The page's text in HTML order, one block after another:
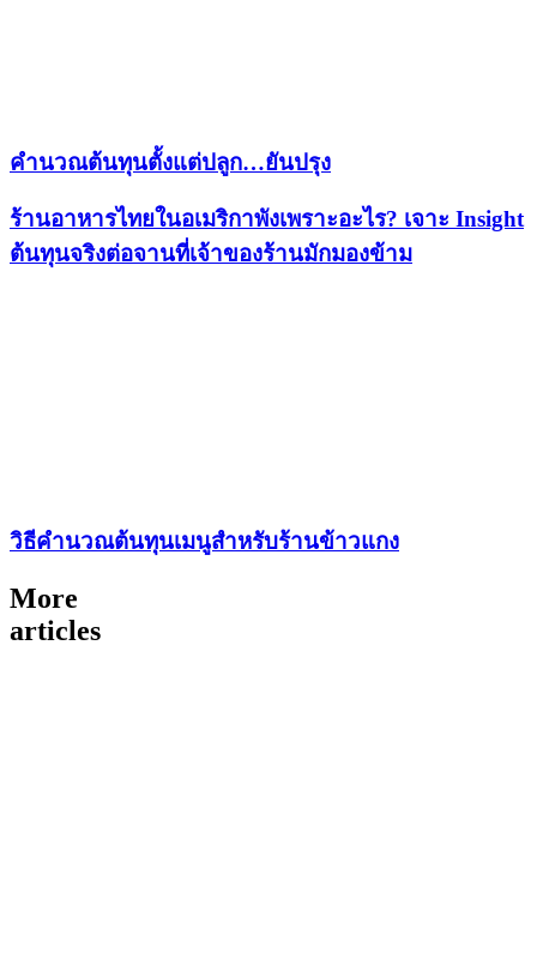
คำนวณต้นทุนตั้งแต่ปลูก…ยันปรุง
ร้านอาหารไทยในอเมริกาพังเพราะอะไร? เจาะ Insight
ต้นทุนจริงต่อจานที่เจ้าของร้านมักมองข้าม
วิธีคำนวณต้นทุนเมนูสำหรับร้านข้าวแกง
More
articles